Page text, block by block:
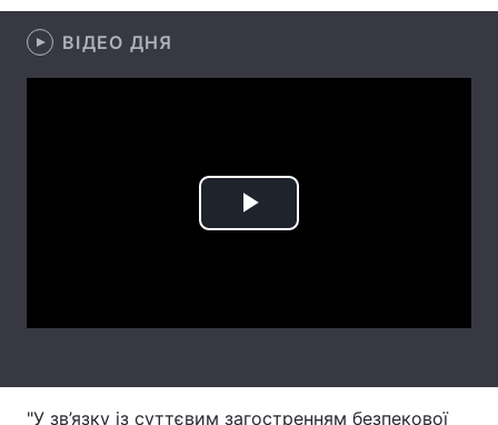
ВІДЕО ДНЯ
Play
"У зв’язку із суттєвим загостренням безпекової